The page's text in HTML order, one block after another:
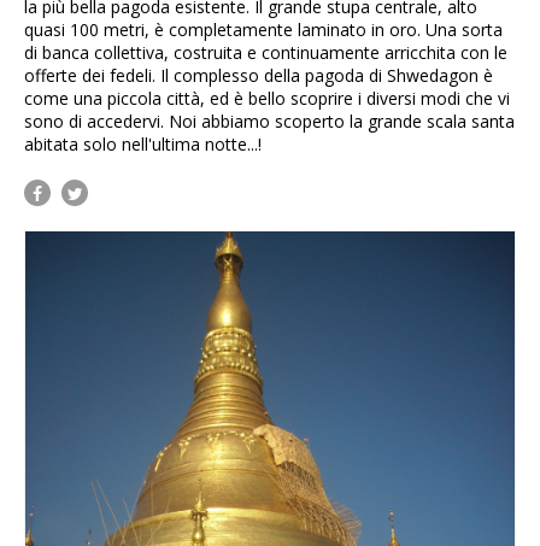
la più bella pagoda esistente. Il grande stupa centrale, alto
quasi 100 metri, è completamente laminato in oro. Una sorta
di banca collettiva, costruita e continuamente arricchita con le
offerte dei fedeli. Il complesso della pagoda di Shwedagon è
come una piccola città, ed è bello scoprire i diversi modi che vi
sono di accedervi. Noi abbiamo scoperto la grande scala santa
abitata solo nell'ultima notte...!